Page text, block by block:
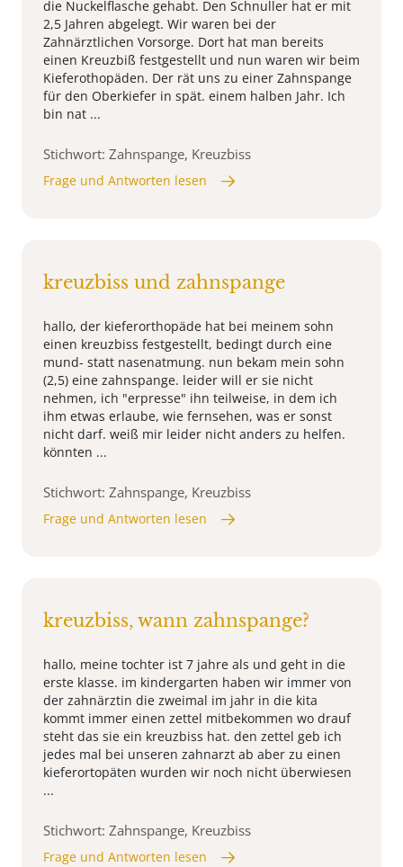
die Nuckelflasche gehabt. Den Schnuller hat er mit
2,5 Jahren abgelegt. Wir waren bei der
Zahnärztlichen Vorsorge. Dort hat man bereits
einen Kreuzbiß festgestellt und nun waren wir beim
Kieferothopäden. Der rät uns zu einer Zahnspange
für den Oberkiefer in spät. einem halben Jahr. Ich
bin nat ...
Stichwort: Zahnspange, Kreuzbiss
Frage und Antworten lesen
kreuzbiss und zahnspange
hallo, der kieferorthopäde hat bei meinem sohn
einen kreuzbiss festgestellt, bedingt durch eine
mund- statt nasenatmung. nun bekam mein sohn
(2,5) eine zahnspange. leider will er sie nicht
nehmen, ich "erpresse" ihn teilweise, in dem ich
ihm etwas erlaube, wie fernsehen, was er sonst
nicht darf. weiß mir leider nicht anders zu helfen.
könnten ...
Stichwort: Zahnspange, Kreuzbiss
Frage und Antworten lesen
kreuzbiss, wann zahnspange?
hallo, meine tochter ist 7 jahre als und geht in die
erste klasse. im kindergarten haben wir immer von
der zahnärztin die zweimal im jahr in die kita
kommt immer einen zettel mitbekommen wo drauf
steht das sie ein kreuzbiss hat. den zettel geb ich
jedes mal bei unseren zahnarzt ab aber zu einen
kieferortopäten wurden wir noch nicht überwiesen
...
Stichwort: Zahnspange, Kreuzbiss
Frage und Antworten lesen